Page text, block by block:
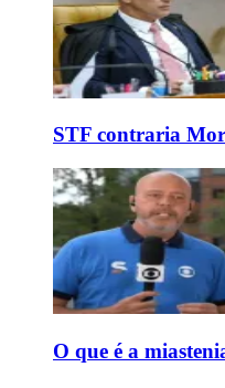
STF contraria
O que é a